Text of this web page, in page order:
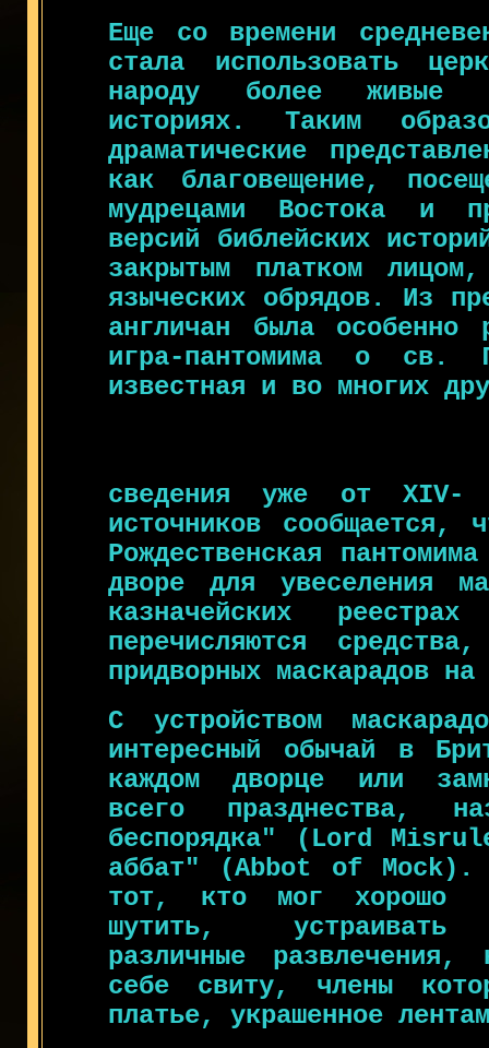
Еще со времени
стала использовать
народу более живые
историях. Таким
драматические
как благовещение,
мудрецами Востока и
версий библейских
закрытым платком
языческих обрядов. Из
англичан была особенно
игра-пантомима о св.
известная и во многих
сведения уже от
источников
Рождественская
дворе для увеселения
казначейских
перечисляются
придворных маскарадов
С устройством
интересный обычай в
каждом дворце или
всего празднества,
беспорядка" (Lord
аббат" (Abbot of Mock).
тот, кто мог хорошо
шутить, устраивать
различные
себе свиту, члены
платье, украшенное